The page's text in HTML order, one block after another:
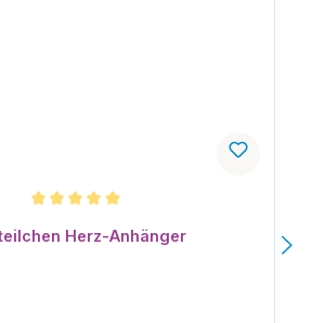
Herz-Anhänger